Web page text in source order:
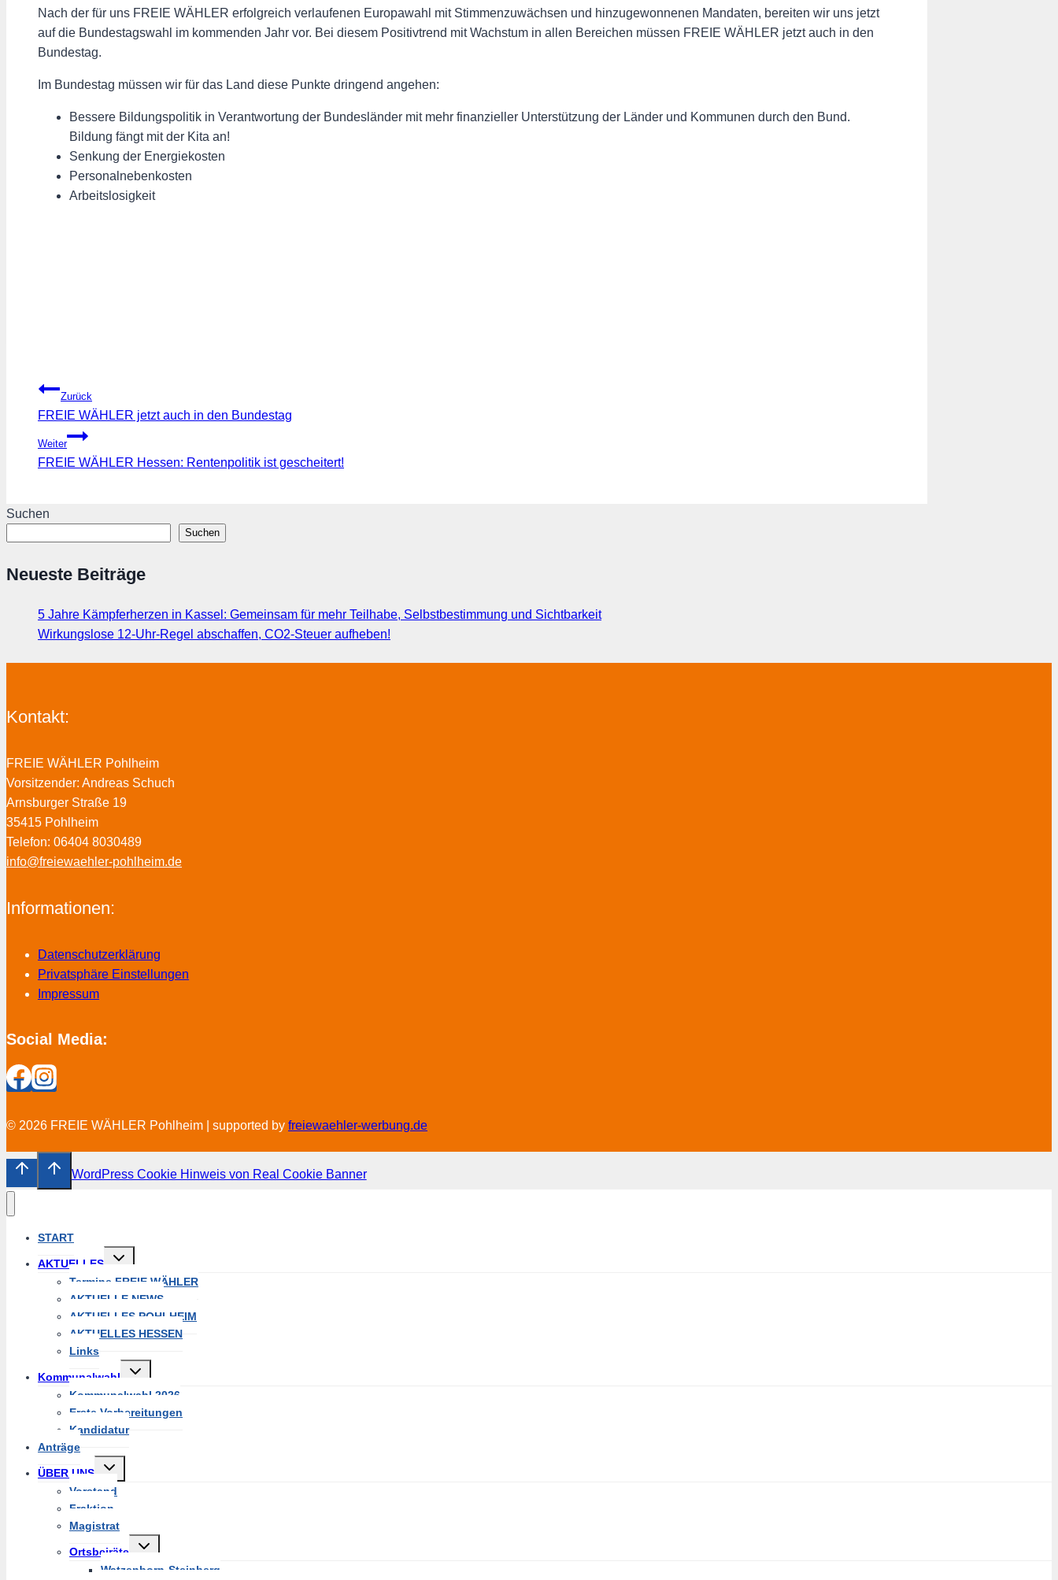
Nach der für uns FREIE WÄHLER erfolgreich verlaufenen Europawahl mit Stimmenzuwächsen und hinzugewonnenen Mandaten, bereiten wir uns jetzt
auf die Bundestagswahl im kommenden Jahr vor. Bei diesem Positivtrend mit Wachstum in allen Bereichen müssen FREIE WÄHLER jetzt auch in den
Bundestag.
Im Bundestag müssen wir für das Land diese Punkte dringend angehen:
Bessere Bildungspolitik in Verantwortung der Bundesländer mit mehr finanzieller Unterstützung der Länder und Kommunen durch den Bund.
Bildung fängt mit der Kita an!
Senkung der Energiekosten
Personalnebenkosten
Arbeitslosigkeit
Beitragsnavigation
Zurück
FREIE WÄHLER jetzt auch in den Bundestag
Weiter
FREIE WÄHLER Hessen: Rentenpolitik ist gescheitert!
Suchen
Suchen
Neueste Beiträge
5 Jahre Kämpferherzen in Kassel: Gemeinsam für mehr Teilhabe, Selbstbestimmung und Sichtbarkeit
Wirkungslose 12-Uhr-Regel abschaffen, CO2-Steuer aufheben!
Kontakt:
FREIE WÄHLER Pohlheim
Vorsitzender: Andreas Schuch
Arnsburger Straße 19
35415 Pohlheim
Telefon: 06404 8030489
info@freiewaehler-pohlheim.de
Informationen:
Datenschutzerklärung
Privatsphäre Einstellungen
Impressum
Social Media:
© 2026 FREIE WÄHLER Pohlheim | supported by freiewaehler-werbung.de
WordPress Cookie Hinweis von Real Cookie Banner
START
AKTUELLES
Untermenü
umschalten
Termine FREIE WÄHLER
AKTUELLE NEWS
AKTUELLES POHLHEIM
AKTUELLES HESSEN
Links
Kommunalwahl
Untermenü
umschalten
Kommunalwahl 2026
Erste Vorbereitungen
Kandidatur
Anträge
ÜBER UNS
Untermenü
Vorstand
Fraktion
Magistrat
Ortsbeiräte
Untermenü
umschalten
Watzenborn-Steinberg